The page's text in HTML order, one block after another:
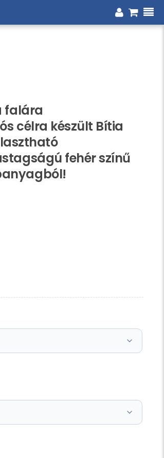
falára
célra készült Bítia
fehér színű